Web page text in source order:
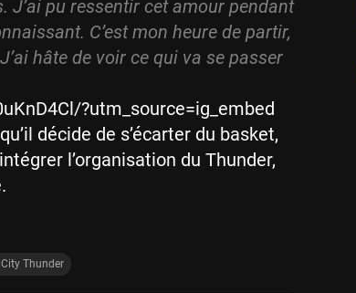
J’ai pu ressentir cet amour pendant
C’est mon heure de partir,
hâte de voir ce qui va se passer
?utm_source=ig_embed
décide de s’écarter du basket,
l’organisation du Thunder,
Thunder